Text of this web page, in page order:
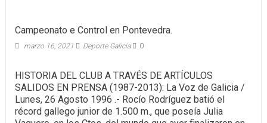
Campeonato e Control en Pontevedra.
marzo 16, 2021 Deporte Galicia 0
HISTORIA DEL CLUB A TRAVÉS DE ARTÍCULOS
SALIDOS EN PRENSA (1987-2013): La Voz de Galicia /
Lunes, 26 Agosto 1996 .- Rocío Rodríguez batió el
récord gallego junior de 1.500 m., que poseía Julia